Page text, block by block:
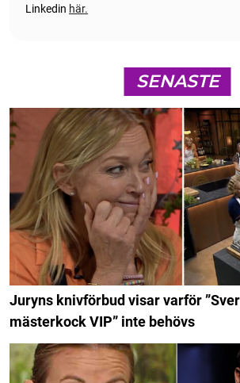
Linkedin här.
SENASTE
Juryns knivförbud visar varför
mästerkock VIP” inte behövs